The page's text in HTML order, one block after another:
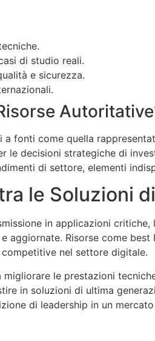
di studio reali.
e sicurezza.
fonti come quella
decisioni strategiche di
di settore, elementi
le Soluzioni
in applicazioni critiche,
aggiornate. Risorse come
nel settore digitale.
migliorare le prestazioni
in soluzioni di ultima
di leadership in un